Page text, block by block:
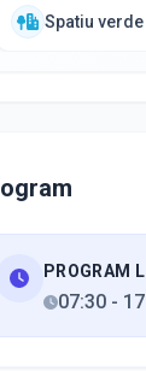
Spatiu verde
PROGRAM
07:30 -